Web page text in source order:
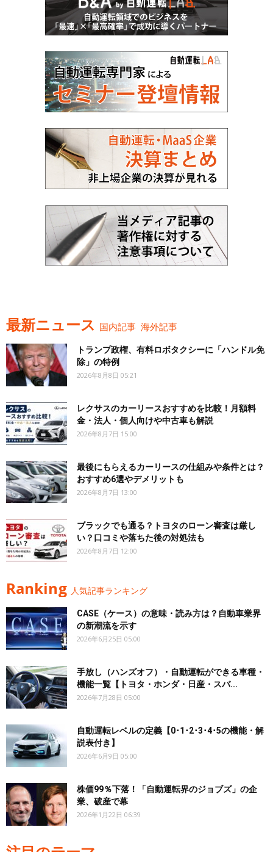
最新ニュース 国内記事 海外記事
トランプ政権、有料ロボタクシーに「ハンドル免
除」の特例
2026年8月8日 05:21
レクサスのカーリースおすすめを比較！月額料
金・法人・個人向けや中古車も解説
2026年8月7日 15:00
最後にもらえるカーリースの仕組みや条件とは？
おすすめ6選やデメリットも
2026年8月7日 13:00
ブラックでも通る？トヨタのローン審査は厳し
い？口コミや落ちた後の対処法も
2026年8月7日 12:00
Ranking 人気記事ランキング
CASE（ケース）の意味・読み方は？自動車業界
の新潮流を示す
2026年6月25日 05:00
手放し（ハンズオフ）・自動運転ができる車種・
機能一覧【トヨタ・ホンダ・日産・スバ...
2026年7月28日 05:00
自動運転レベルの定義【0･1･2･3･4･5の機能・解
説表付き】
2026年6月9日 05:00
株価99％下落！「自動運転界のジョブズ」の企
業、破産で幕
2026年1月22日 06:39